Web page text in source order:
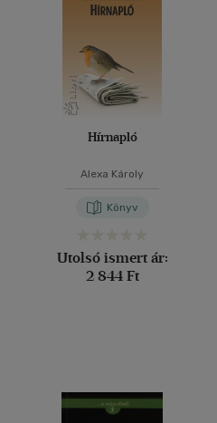
Hírnapló
Alexa Károly
Könyv
Utolsó ismert ár:
2 844 Ft